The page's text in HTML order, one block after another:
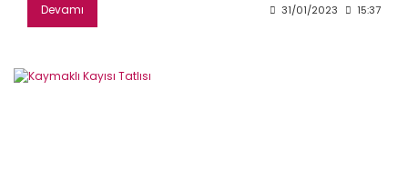
Devamı 31/01/2023 15:37